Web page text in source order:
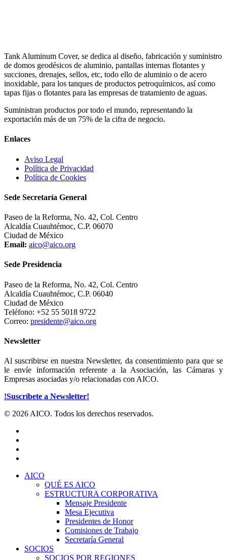
Tank Aluminum Cover, se dedica al diseño, fabricación y suministro
de domos geodésicos de aluminio, pantallas internas flotantes y
succiones, drenajes, sellos, etc, todo ello de aluminio o de acero
inoxidable, para los tanques de productos petroquímicos, así como
tapas fijas o flotantes para las empresas de tratamiento de aguas.
Suministran productos por todo el mundo, representando la
exportación más de un 75% de la cifra de negocio.
Enlaces
Aviso Legal
Política de Privacidad
Política de Cookies
Sede Secretaría General
Paseo de la Reforma, No. 42, Col. Centro
Alcaldía Cuauhtémoc, C.P. 06070
Ciudad de México
Email: aico@aico.org
Sede Presidencia
Paseo de la Reforma, No. 42, Col. Centro
Alcaldía Cuauhtémoc, C.P. 06040
Ciudad de México
Teléfono: +52 55 5018 9722
Correo: presidente@aico.org
Newsletter
Al suscribirse en nuestra Newsletter, da consentimiento para que se
le envíe información referente a la Asociación, las Cámaras y
Empresas asociadas y/o relacionadas con AICO.
!Suscríbete a Newsletter!
© 2026 AICO. Todos los derechos reservados.
Close
AICO
QUÉ ES AICO
ESTRUCTURA CORPORATIVA
Mensaje Presidente
Mesa Ejecutiva
Presidentes de Honor
Comisiones de Trabajo
Secretaría General
SOCIOS
SOCIOS POR REGIONES